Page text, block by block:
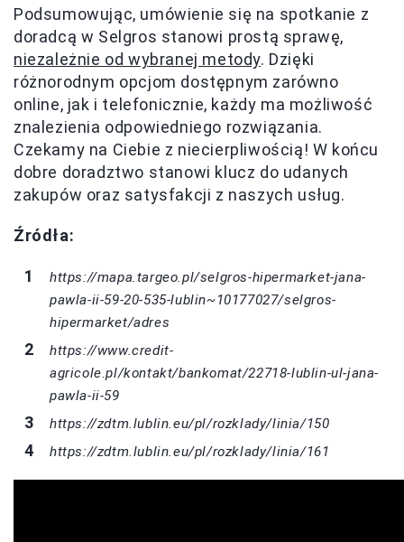
Podsumowując, umówienie się na spotkanie z
doradcą w Selgros stanowi prostą sprawę,
niezależnie od wybranej metody. Dzięki
różnorodnym opcjom dostępnym zarówno
online, jak i telefonicznie, każdy ma możliwość
znalezienia odpowiedniego rozwiązania.
Czekamy na Ciebie z niecierpliwością! W końcu
dobre doradztwo stanowi klucz do udanych
zakupów oraz satysfakcji z naszych usług.
Źródła:
https://mapa.targeo.pl/selgros-hipermarket-jana-
pawla-ii-59-20-535-lublin~10177027/selgros-
hipermarket/adres
https://www.credit-
agricole.pl/kontakt/bankomat/22718-lublin-ul-jana-
pawla-ii-59
https://zdtm.lublin.eu/pl/rozklady/linia/150
https://zdtm.lublin.eu/pl/rozklady/linia/161